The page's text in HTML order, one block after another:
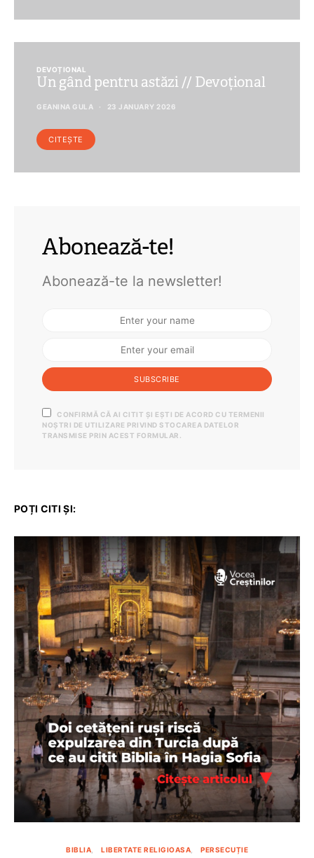
DEVOȚIONAL
Un gând pentru astăzi // Devoțional
GEANINA GULA 23 JANUARY 2026
CITEȘTE
Abonează-te!
Abonează-te la newsletter!
SUBSCRIBE
CONFIRMĂ CĂ AI CITIT ȘI EȘTI DE ACORD CU TERMENII
NOȘTRI DE UTILIZARE PRIVIND STOCAREA DATELOR
TRANSMISE PRIN ACEST FORMULAR.
POȚI CITI ȘI:
BIBLIA LIBERTATE RELIGIOASA PERSECUȚIE